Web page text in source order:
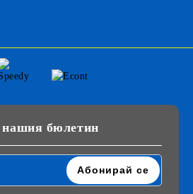
нашия бюлетин